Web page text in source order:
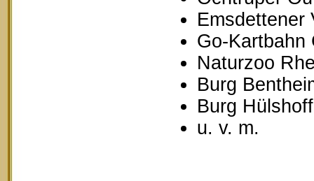
Emsdettener
Go-Kartbahn
Naturzoo
Burg
Burg
u. v. m.